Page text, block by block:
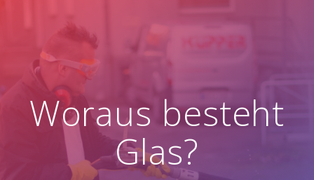
Woraus besteht
Glas?